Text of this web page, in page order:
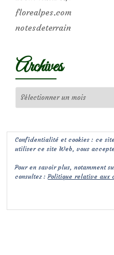
florealpes.com
notesdeterrain
Archives
Confidentialité et cookies : ce
utiliser ce site Web, vous
Pour en savoir plus, notamment
consultez :Politique relative aux